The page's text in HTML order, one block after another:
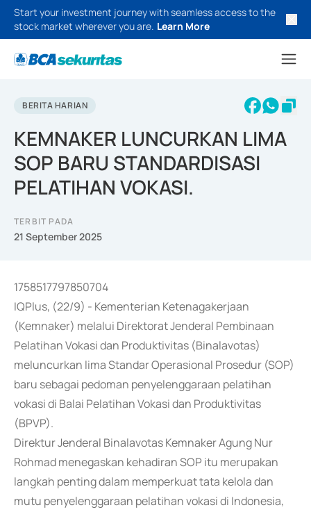
Start your investment journey with seamless access to the
stock market wherever you are. Learn More
BERITA HARIAN
KEMNAKER LUNCURKAN LIMA
SOP BARU STANDARDISASI
PELATIHAN VOKASI.
TERBIT PADA
21 September 2025
1758517797850704
IQPlus, (22/9) - Kementerian Ketenagakerjaan
(Kemnaker) melalui Direktorat Jenderal Pembinaan
Pelatihan Vokasi dan Produktivitas (Binalavotas)
meluncurkan lima Standar Operasional Prosedur (SOP)
baru sebagai pedoman penyelenggaraan pelatihan
vokasi di Balai Pelatihan Vokasi dan Produktivitas
(BPVP).
Direktur Jenderal Binalavotas Kemnaker Agung Nur
Rohmad menegaskan kehadiran SOP itu merupakan
langkah penting dalam memperkuat tata kelola dan
mutu penyelenggaraan pelatihan vokasi di Indonesia,